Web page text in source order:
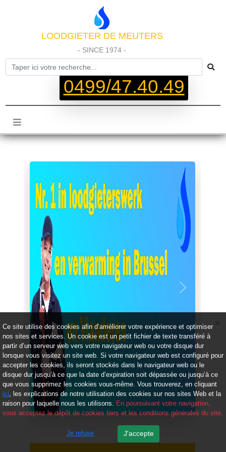
LOODGIETER DE MEUTERS
- SINCE 1974 -
0499/47.40.49
Précédent Suivant
Ce site utilise des cookies afin d’améliorer votre expérience et optimiser
nos sites et services. Un cookie est un petit fichier de texte transféré à
partir d’un serveur web vers votre navigateur web ou votre disque dur
lorsque vous visitez un site web. Si votre navigateur web est configuré pour
accepter les cookies, ils seront stockés dans le navigateur web ou le
disque dur jusqu’à ce que la date d’expiration soit dépassée ou jusqu’à ce
que vous supprimez les cookies vous-même. Vous trouverez, en cliquant
ici, les explications de notre utilisation des cookies sur nos sites Web et la
raison pour laquelle nous les utilisons. En poursuivant votre navigation,
vous acceptez le dépôt de cookies tiers et les conditions générales du site.
Je refuse J'accepte